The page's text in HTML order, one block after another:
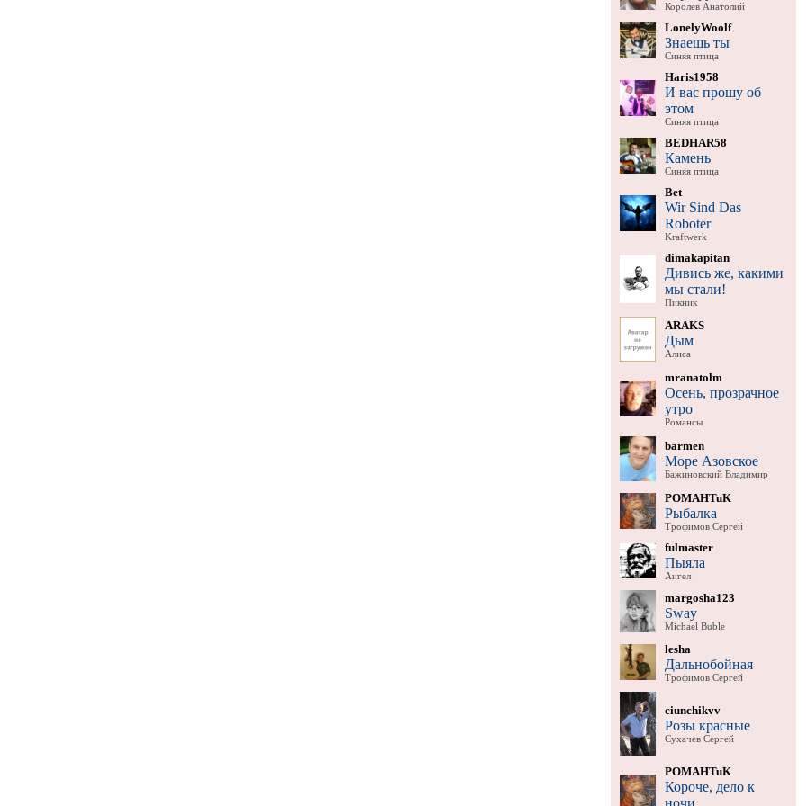
Королев Анатолий
LonelyWoolf
Знаешь ты
Синяя птица
Haris1958
И вас прошу об
этом
Синяя птица
BEDHAR58
Камень
Синяя птица
Bet
Wir Sind Das
Roboter
Kraftwerk
dimakapitan
Дивись же, какими
мы стали!
Пикник
ARAKS
Дым
Алиса
mranatolm
Осень, прозрачное
утро
Романсы
barmen
Море Азовское
Бажиновский Владимир
POMAHTuK
Рыбалка
Трофимов Сергей
fulmaster
Пыяла
Аигел
margosha123
Sway
Michael Buble
lesha
Дальнобойная
Трофимов Сергей
ciunchikvv
Розы красные
Сухачев Сергей
POMAHTuK
Короче, дело к
ночи